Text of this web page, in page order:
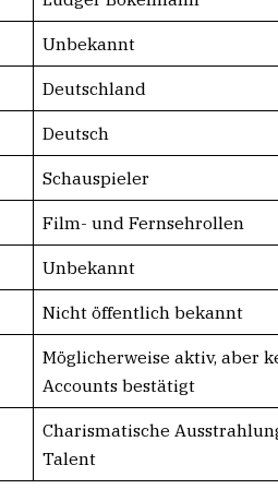
Unbekannt
Deutschland
Deutsch
Schauspieler
Film- und Fernsehrollen
Unbekannt
Nicht öffentlich bekannt
Möglicherweise aktiv, aber
Accounts bestätigt
Charismatische
Talent